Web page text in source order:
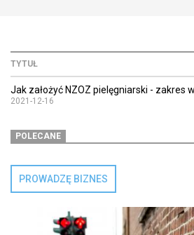
TYTUŁ
Jak założyć NZOZ pielęgniarski - zakres
2021-12-16
POLECANE
PROWADZĘ BIZNES